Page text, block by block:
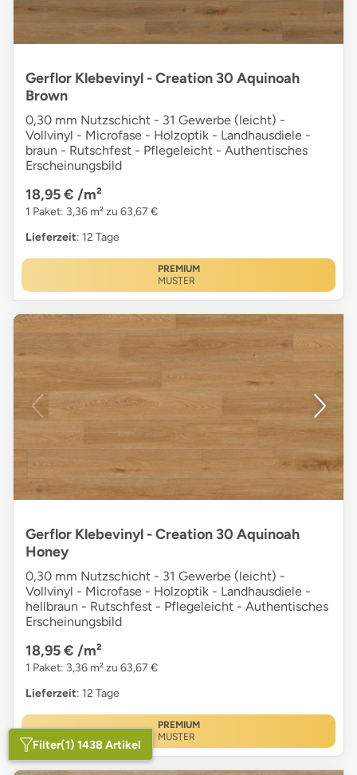
Gerflor Klebevinyl - Creation 30 Aquinoah
Brown
0,30 mm Nutzschicht - 31 Gewerbe (leicht) -
Vollvinyl - Microfase - Holzoptik - Landhausdiele -
braun - Rutschfest - Pflegeleicht - Authentisches
Erscheinungsbild
18,95 € /m²
1 Paket: 3,36 m² zu 63,67 €
Lieferzeit: 12 Tage
PREMIUM
MUSTER
Gerflor Klebevinyl - Creation 30 Aquinoah
Honey
0,30 mm Nutzschicht - 31 Gewerbe (leicht) -
Vollvinyl - Microfase - Holzoptik - Landhausdiele -
hellbraun - Rutschfest - Pflegeleicht - Authentisches
Erscheinungsbild
18,95 € /m²
1 Paket: 3,36 m² zu 63,67 €
Lieferzeit: 12 Tage
PREMIUM
MUSTER
Filter(1) 1438 Artikel